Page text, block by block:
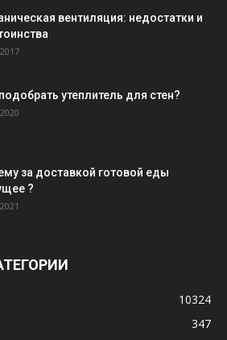
вентиляция: недостатки и
утеплитель для стен?
за доставкой готовой еды
?
10324
347